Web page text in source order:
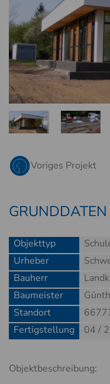
Voriges Projekt
GRUNDDATEN
Objekttyp
Urheber
Bauherr
Baumeister
Standort
Fertigstellung
04 /
Objektbeschreibung: